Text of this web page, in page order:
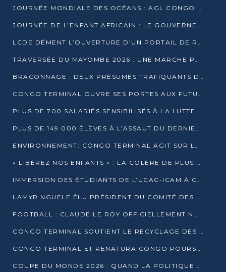
JOURNÉE MONDIALE DES OCÉANS : AGL CONGO MOBILISE SES COLLABORATEURS POUR LA PRÉSERVATION DE LA BIODIVERSITÉ MARINE
JOURNÉE DE L’ENFANT AFRICAIN : LE GOUVERNEMENT MOBILISÉ POUR L’HYGIÈNE DANS LES ORPHELINATS
LCDE DÉMENT L’OUVERTURE D’UN PORTAIL DE RECRUTEMENT ET APPELLE À LA VIGILANCE
TRAVERSÉE DU MAYOMBE 2026 : UNE MARCHE POUR SENSIBILISER ET DÉPISTER AU DIABÈTE
BRACONNAGE : DEUX PRÉSUMÉS TRAFIQUANTS D’HIPPOPOTAME ÉCROUÉS À BRAZZAVILLE
CONGO TERMINAL OUVRE SES PORTES AUX FUTURS INGÉNIEURS DE L’UCAC-ICAM
PLUS DE 700 SALARIÉS SENSIBILISÉS À LA LUTTE CONTRE LA TUBERCULOSE À CONGO TERMINAL
PLUS DE 149 000 ÉLÈVES À L’ASSAUT DU DERNIER CEPE
ENVIRONNEMENT: CONGO TERMINAL AGIT SUR LE TERRAIN ET FORME LES PLUS JEUNES
« LIBÉREZ NOS ENFANTS » : LA COLÈRE DE PLUSIEURS MÈRES À BRAZZAVILLE CONTRE LA DGSP
IMMERSION DES ÉTUDIANTS DE L’UCAC-ICAM À CONGO TERMINAL
LAMYR NGUELE ÉLU PRÉSIDENT DU COMITÉ DES MEMBRES D’HONNEUR DU PCT
FOOTBALL : CLAUDE LE ROY OFFICIELLEMENT NOMMÉ SÉLECTIONNEUR DU CONGO
CONGO TERMINAL SOUTIENT LE RECYCLAGE DES DÉCHETS PLASTIQUES À POINTE-NOIRE
CONGO TERMINAL ET RENATURA CONGO POURSUIVENT LEUR COMBAT POUR LA BIODIVERSITÉ
COUPE DU MONDE 2026 : QUAND LA POLITIQUE MENACE L’UNIVERSALITÉ DU FOOTBALL